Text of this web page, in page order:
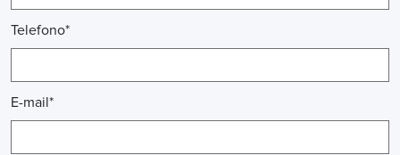
Telefono*
E-mail*